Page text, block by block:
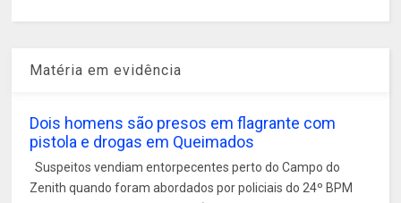
Matéria em evidência
Dois homens são presos em flagrante com
pistola e drogas em Queimados
Suspeitos vendiam entorpecentes perto do Campo do
Zenith quando foram abordados por policiais do 24º BPM